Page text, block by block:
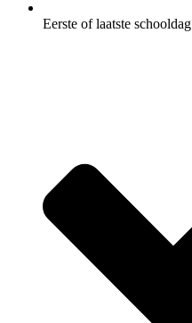
Eerste of laatste schooldag